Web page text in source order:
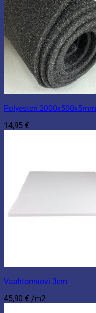
Polyesteri 2000x500x5mm
14,95 €
Vaahtomuovi 3cm
45,90 € /m2